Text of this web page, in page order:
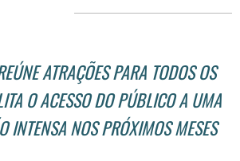
no no
ATRAÇÕES PARA TODOS OS
O ACESSO DO PÚBLICO A UMA
INTENSA NOS PRÓXIMOS MESES